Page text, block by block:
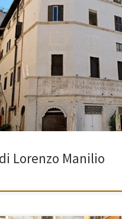
Lorenzo Manilio